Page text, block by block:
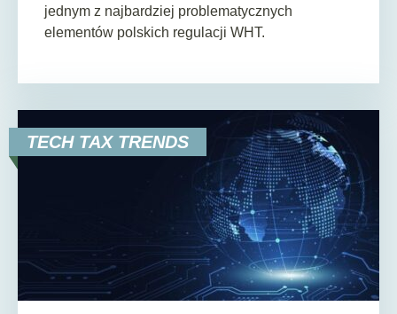
jednym z najbardziej problematycznych
elementów polskich regulacji WHT.
TECH TAX TRENDS